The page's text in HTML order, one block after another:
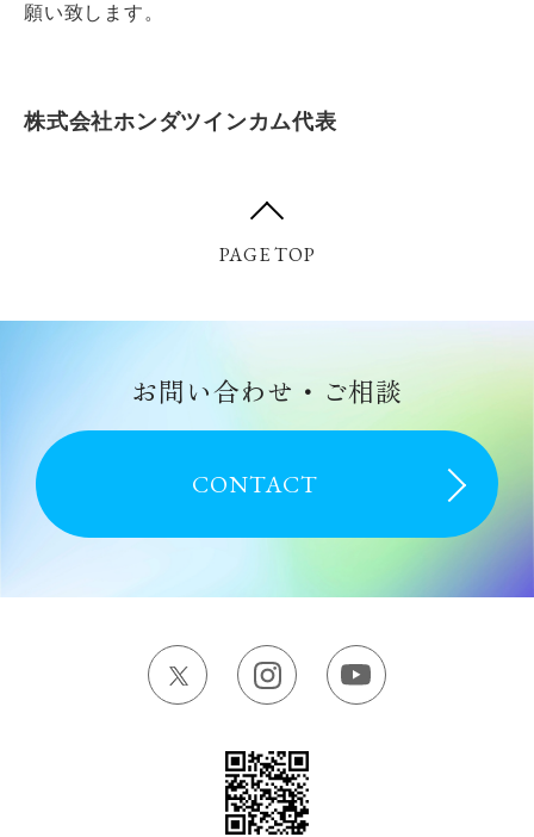
願い致します。
株式会社ホンダツインカム代表
PAGE TOP
CONTACT